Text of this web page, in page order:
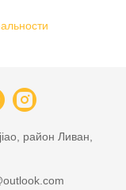
район Ливан,